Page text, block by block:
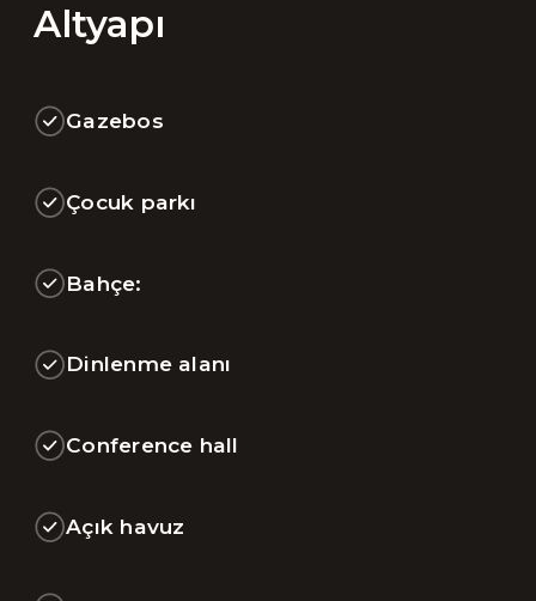
Altyapı
Gazebos
Çocuk parkı
Bahçe:
Dinlenme alanı
Conference hall
Açık havuz